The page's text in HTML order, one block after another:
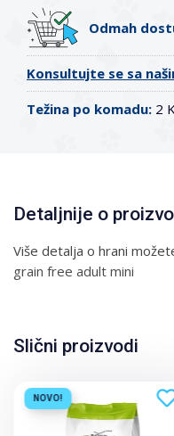
Odmah
Konsultujte se sa
Težina po komadu: 2
Detaljnije o
Više detalja o hrani
grain free adult mini
Slični proizvodi
NOVO!